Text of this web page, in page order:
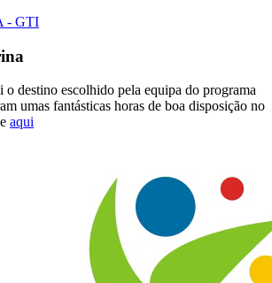
- GTI
o destino escolhido pela equipa do programa
umas fantásticas horas de boa disposição no
aqui